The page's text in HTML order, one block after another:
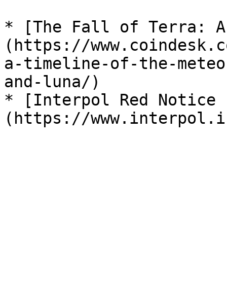
* [The Fall of Terra:
(https://
a-timeline-of-the-
and-luna/)
* [Interpol Red Notice